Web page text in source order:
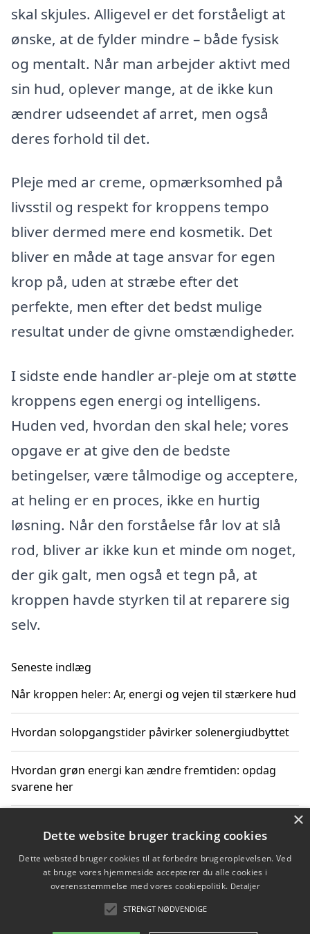
skal skjules. Alligevel er det forståeligt at
ønske, at de fylder mindre – både fysisk
og mentalt. Når man arbejder aktivt med
sin hud, oplever mange, at de ikke kun
ændrer udseendet af arret, men også
deres forhold til det.
Pleje med ar creme, opmærksomhed på
livsstil og respekt for kroppens tempo
bliver dermed mere end kosmetik. Det
bliver en måde at tage ansvar for egen
krop på, uden at stræbe efter det
perfekte, men efter det bedst mulige
resultat under de givne omstændigheder.
I sidste ende handler ar-pleje om at støtte
kroppens egen energi og intelligens.
Huden ved, hvordan den skal hele; vores
opgave er at give den de bedste
betingelser, være tålmodige og acceptere,
at heling er en proces, ikke en hurtig
løsning. Når den forståelse får lov at slå
rod, bliver ar ikke kun et minde om noget,
der gik galt, men også et tegn på, at
kroppen havde styrken til at reparere sig
selv.
Seneste indlæg
Når kroppen heler: Ar, energi og vejen til stærkere hud
Hvordan solopgangstider påvirker solenergiudbyttet
Hvordan grøn energi kan ændre fremtiden: opdag
svarene her
solenergiudnyttelse
Hvordan du får svar på energispørgsmål om
×
Dette website bruger tracking cookies
Dette websted bruger cookies til at forbedre brugeroplevelsen. Ved
at bruge vores hjemmeside accepterer du alle cookies i
overensstemmelse med vores cookiepolitik. Detaljer
STRENGT NØDVENDIGE